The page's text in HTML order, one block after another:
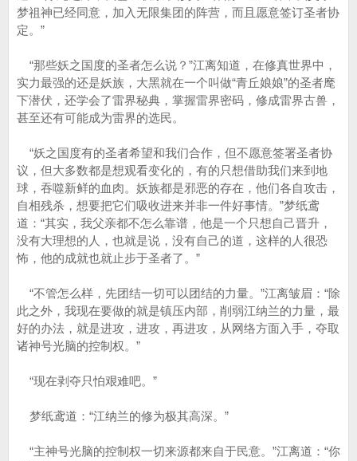
梦祖神已经同意，加入无限集团的阵营，而且愿意签订圣者协
定。”
“那些妖之国度的圣者怎么说？”江离知道，在修真世界中，
实力最强的还是妖族，大黑就在一个叫做“青丘娘娘”的圣者麾
下潜伏，还学会了雷界秘典，掌握雷界密码，修成雷界古兽，
甚至还有可能成为雷界的选民。
“妖之国度有的圣者希望和我们合作，但不愿意签署圣者协
议，但大多数都是想观看变化的，有的只想借助我们来到地
球，吞噬新鲜的血肉。妖族都是邪恶的存在，他们各自攻击，
自相残杀，想要把它们吸收进来并非一件好事情。”梦纸鸢
道：“其实，我父亲都不怎么靠谱，他是一个只想自己晋升，
没有大理想的人，也就是说，没有自己的道，这样的人很恐
怖，他的成就也就止步于圣者了。”
“不管怎么样，先团结一切可以团结的力量。”江离皱眉：“除
此之外，我现在要做的就是镇压内部，削弱江纳兰的力量，最
好的办法，就是进攻，进攻，再进攻，从网络方面入手，夺取
诸神号光脑的控制权。”
“现在剥夺只怕艰难吧。”
梦纸鸢道：“江纳兰的修为极其高深。”
“主神号光脑的控制权一切来源都来自于民意。”江离道：“你